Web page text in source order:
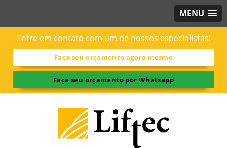
MENU
Entre em contato com um de nossos especialistas!
Faça seu orçamento agora mesmo
Faça seu orçamento por Whatsapp